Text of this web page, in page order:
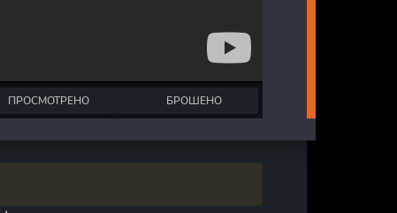
ПРОСМОТРЕНО БРОШЕНО